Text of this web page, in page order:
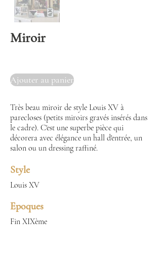
Miroir
Ajouter au panier
Très beau miroir de style Louis XV à
parecloses (petits miroirs gravés insérés dans
le cadre). C'est une superbe pièce qui
décorera avec élégance un hall d'entrée, un
salon ou un dressing raffiné.
Style
Louis XV
Epoques
Fin XIXème